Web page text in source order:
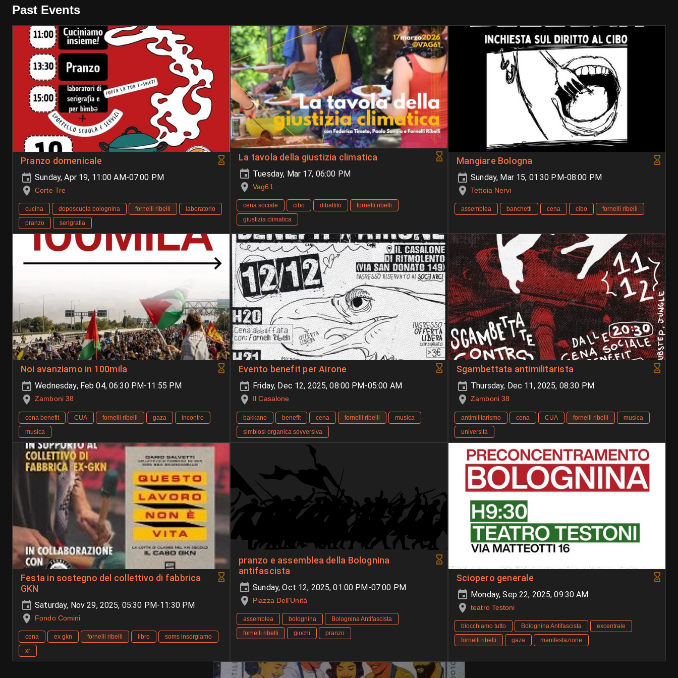
Past Events
Pranzo domenicale
Sunday, Apr 19, 11:00 AM-07:00 PM
Corte Tre
cucina doposcuola bolognina fornelli ribelli
laboratorio
pranzo
serigrafia
La tavola della giustizia climatica
Tuesday, Mar 17, 06:00 PM
Vag61
cena sociale cibo dibattito
fornelli ribelli
giustizia climatica
Mangiare Bologna
Sunday, Mar 15, 01:30 PM-08:00 PM
Tettoia Nervi
assemblea banchetti cena cibo fornelli ribelli
Noi avanziamo in 100mila
Wednesday, Feb 04, 06:30 PM-11:55 PM
Zamboni 38
cena benefit CUA fornelli ribelli gaza
incontro
musica
Evento benefit per Airone
Friday, Dec 12, 2025, 08:00 PM-05:00 AM
Il Casalone
bakkano benefit cena fornelli ribelli
musica
simbiosi organica sovversiva
Sgambettata antimilitarista
Thursday, Dec 11, 2025, 08:30 PM
Zamboni 38
antimilitarismo cena CUA fornelli ribelli
musica
università
Festa in sostegno del collettivo di fabbrica
GKN
Saturday, Nov 29, 2025, 05:30 PM-11:30 PM
Fondo Comini
cena ex gkn fornelli ribelli libro
soms insorgiamo
xr
pranzo e assemblea della Bolognina
antifascista
Sunday, Oct 12, 2025, 01:00 PM-07:00 PM
Piazza Dell'Unità
assemblea bolognina
Bolognina Antifascista
fornelli ribelli
giochi pranzo
Sciopero generale
Monday, Sep 22, 2025, 09:30 AM
teatro Testoni
blocchiamo tutto Bolognina Antifascista
excentrale
fornelli ribelli
gaza manifestazione